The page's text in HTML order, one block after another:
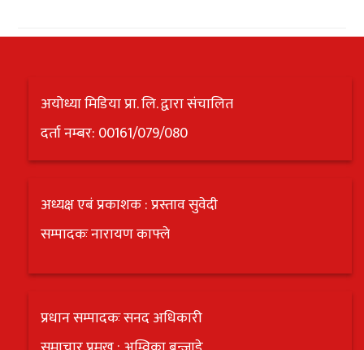
अयोध्या मिडिया प्रा. लि. द्वारा संचालित
दर्ता नम्बर: 00161/079/080
अध्यक्ष एबं प्रकाशक : प्रस्ताव सुवेदी
सम्पादकः नारायण काफ्ले
प्रधान सम्पादकः सनद अधिकारी